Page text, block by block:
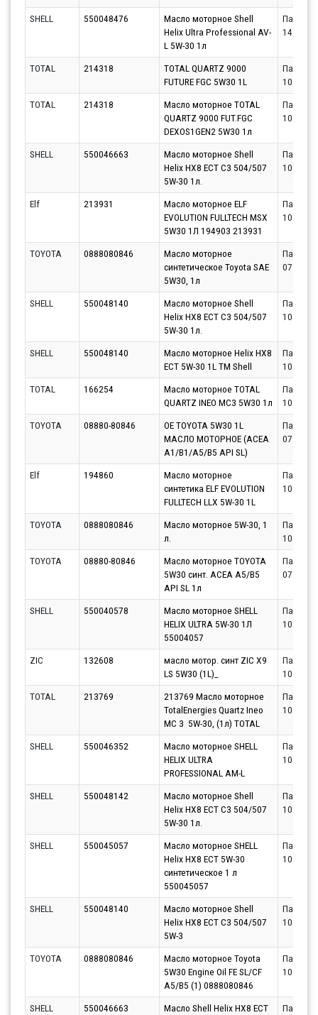
SHELL
550048476
Масло моторное Shell
Helix Ultra Professional AV-
L 5W-30 1л
Партнёр
TOTAL 214318
TOTAL QUARTZ 9000
FUTURE FGC 5W30 1L
Партнёр
TOTAL
214318
Масло моторное TOTAL
QUARTZ 9000 FUT.FGC
DEXOS1GEN2 5W30 1л
Партнёр
SHELL 550046663
Масло моторное Shell
Helix HX8 ECT C3 504/507
5W-30 1л.
Партнёр
Elf 213931
Масло моторное ELF
EVOLUTION FULLTECH MSX
5W30 1Л 194903 213931
Партнёр
TOYOTA 0888080846
Масло моторное
синтетическое Toyota SAE
5W30, 1л
Партнёр
SHELL 550048140
Масло моторное Shell
Helix HX8 ECT C3 504/507
5W-30 1л.
Партнёр
SHELL 550048140
Масло моторное Helix HX8
ECT 5W-30 1L ТМ Shell
Партнёр
TOTAL
166254
Масло моторное TOTAL
QUARTZ INEO MC3 5W30 1л
Партнёр
TOYOTA
08880-80846
OE TOYOTA 5W30 1L
МАСЛО МОТОРНОЕ (ACEA
A1/B1/A5/B5 API SL)
Партнёр
Elf 194860
Масло моторное
синтетика ELF EVOLUTION
FULLTECH LLX 5W-30 1L
Партнёр
TOYOTA 0888080846
Масло моторное 5W-30, 1
л.
Партнёр
TOYOTA
08880-80846
Масло моторное TOYOTA
5W30 синт. ACEA A5/B5
API SL 1л
Партнёр
SHELL 550040578
Масло моторное SHELL
HELIX ULTRA 5W-30 1Л
55004057
Партнёр
ZIC 132608
масло мотор. синт ZIC X9
LS 5W30 (1L)_
Партнёр
TOTAL
213769
213769 Масло моторное
TotalEnergies Quartz Ineo
MC 3 5W-30, (1л) TOTAL
Партнёр
SHELL 550046352
Масло моторное SHELL
HELIX ULTRA
PROFESSIONAL AM-L
Партнёр
SHELL 550048142
Масло моторное Shell
Helix HX8 ECT C3 504/507
5W-30 1л.
Партнёр
SHELL 550045057
Масло моторное SHELL
Helix HX8 ECT 5W-30
синтетическое 1 л
550045057
Партнёр
SHELL 550048140
Масло моторное Shell
Helix HX8 ECT C3 504/507
5W-3
Партнёр
TOYOTA 0888080846
Масло моторное Toyota
5W30 Engine Oil FE SL/CF
A5/B5 (1) 0888080846
Партнёр
SHELL 550046663
Масло Shell Helix HX8 ECT
Партнёр